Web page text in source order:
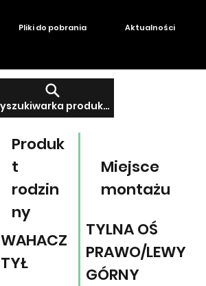
Wyszukiwarka produktów
Pliki do pobrania Aktualności
Miejsce
montażu
Produk
t
rodzin
ny
TYLNA OŚ
PRAWO/LEWY
GÓRNY
WAHACZ
TYŁ